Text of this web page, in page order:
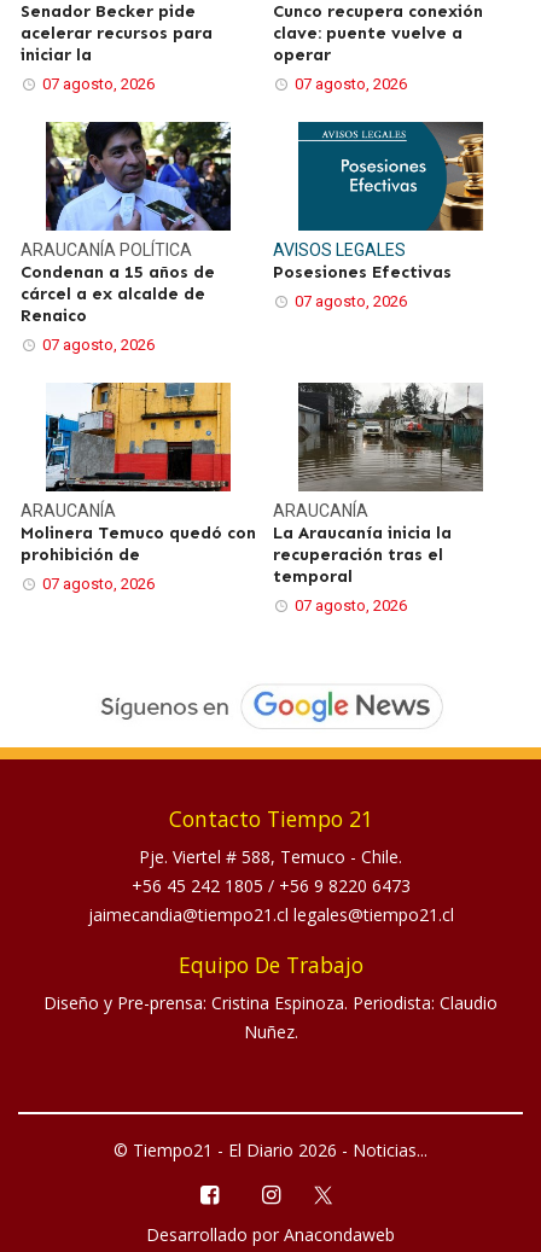
Senador Becker pide
acelerar recursos para
iniciar la
07 agosto, 2026
Cunco recupera conexión
clave: puente vuelve a
operar
07 agosto, 2026
ARAUCANÍA POLÍTICA
Condenan a 15 años de
cárcel a ex alcalde de
Renaico
07 agosto, 2026
AVISOS LEGALES
Posesiones Efectivas
07 agosto, 2026
ARAUCANÍA
Molinera Temuco quedó con
prohibición de
07 agosto, 2026
ARAUCANÍA
La Araucanía inicia la
recuperación tras el
temporal
07 agosto, 2026
Contacto Tiempo 21
Pje. Viertel # 588, Temuco - Chile.
+56 45 242 1805 / +56 9 8220 6473
jaimecandia@tiempo21.cl legales@tiempo21.cl
Equipo De Trabajo
Diseño y Pre-prensa: Cristina Espinoza. Periodista: Claudio
Nuñez.
© Tiempo21 - El Diario 2026 - Noticias...
Desarrollado por Anacondaweb